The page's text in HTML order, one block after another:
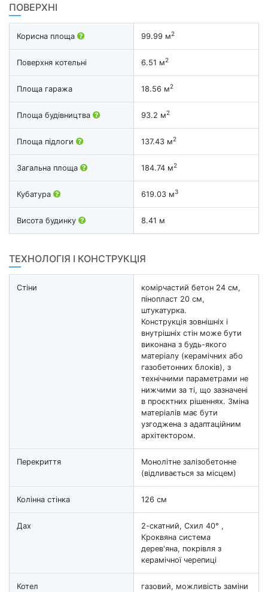
ПОВЕРХНІ
Корисна площа 99.99 м2
Поверхня котельні 6.51 м2
Площа гаража 18.56 м2
Площа будівництва 93.2 м2
Площа підлоги 137.43 м2
Загальна площа 184.74 м2
Кубатура 619.03 м3
Висота будинку 8.41 м
ТЕХНОЛОГІЯ І КОНСТРУКЦІЯ
Стіни
комірчастий бетон 24 см,
пінопласт 20 см,
штукатурка.
Конструкція зовнішніх і
внутрішніх стін може бути
виконана з будь-якого
матеріалу (керамічних або
газобетонних блоків), з
технічними параметрами не
нижчими за ті, що зазначені
в проєктних рішеннях. Зміна
матеріалів має бути
узгоджена з адаптаційним
архітектором.
Перекриття
Монолітне залізобетонне
(відливається за місцем)
Колінна стінка 126 см
Дах
2-скатний, Схил 40° ,
Кроквяна система
дерев'яна, покрівля з
керамічної черепиці
Котел
газовий, можливість заміни